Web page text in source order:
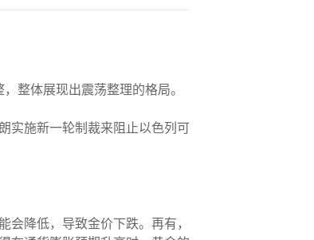
整体展现出震荡整理的格局。
实施新一轮制裁来阻止以色列可
会降低，导致金价下跌。再有，